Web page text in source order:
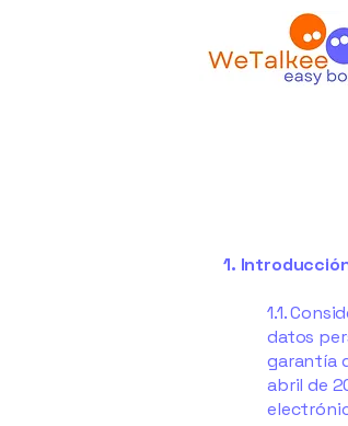
1.
1.1.
datos
garantía
abril de